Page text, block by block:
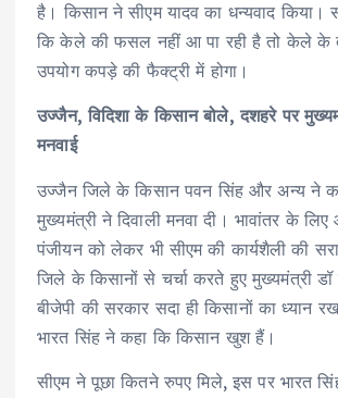
है। किसान ने सीएम यादव का धन्यवाद किया।
कि केले की फसल नहीं आ पा रही है तो केले के
उपयोग कपड़े की फैक्ट्री में होगा।
उज्जैन, विदिशा के किसान बोले, दशहरे पर
मनवाई
उज्जैन जिले के किसान पवन सिंह और अन्य ने
मुख्यमंत्री ने दिवाली मनवा दी। भावांतर के
पंजीयन को लेकर भी सीएम की कार्यशैली की
जिले के किसानों से चर्चा करते हुए मुख्यमंत्री
बीजेपी की सरकार सदा ही किसानों का ध्यान
भारत सिंह ने कहा कि किसान खुश हैं।
सीएम ने पूछा कितने रुपए मिले, इस पर भारत